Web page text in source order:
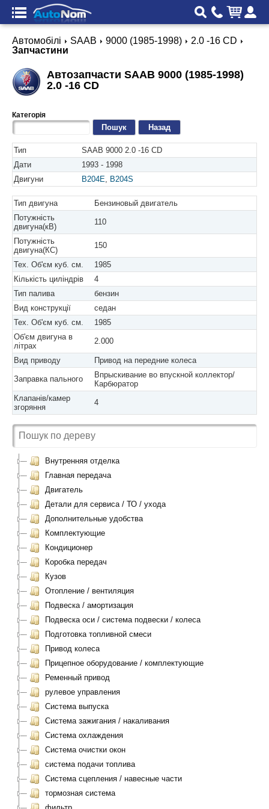
Автомобілі SAAB 9000 (1985-1998)
2.0 -16 CD
Запчастини
Автозапчасти SAAB 9000 (1985-1998)
2.0 -16 CD
Категорія
Назад
Тип
SAAB 9000 2.0 -16 CD
Дати
1993 - 1998
Двигуни
B204E, B204S
Тип двигуна
Бензиновый двигатель
Потужність
двигуна(кВ)
110
Потужність
двигуна(КС)
150
Тех. Об'єм куб. см.
1985
Кількість циліндрів
4
Тип палива
бензин
Вид конструкції
седан
Тех. Об'єм куб. см.
1985
Об'єм двигуна в
літрах
2.000
Вид приводу Привод на передние колеса
Заправка пального
Впрыскивание во впускной коллектор/
Карбюратор
Клапанів/камер
згоряння
4
Внутренняя отделка
Главная передача
Двигатель
Детали для сервиса / ТО / ухода
Дополнительные удобства
Комплектующие
Кондиционер
Коробка передач
Кузов
Отопление / вентиляция
Подвеска / амортизация
Подвеска оси / система подвески / колеса
Подготовка топливной смеси
Привод колеса
Прицепное оборудование / комплектующие
Ременный привод
рулевое управления
Система выпуска
Система зажигания / накаливания
Система охлаждения
Система очистки окон
система подачи топлива
Система сцепления / навесные части
тормозная система